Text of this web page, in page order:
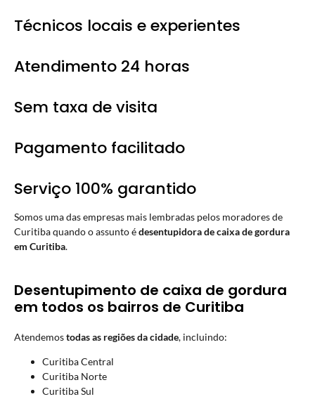
Técnicos locais e experientes
Atendimento 24 horas
Sem taxa de visita
Pagamento facilitado
Serviço 100% garantido
Somos uma das empresas mais lembradas pelos moradores de
Curitiba quando o assunto édesentupidora de caixa de gordura
em Curitiba.
Desentupimento de caixa de gordura
em todos os bairros de Curitiba
Atendemostodas as regiões da cidade, incluindo:
Curitiba Central
Curitiba Norte
Curitiba Sul